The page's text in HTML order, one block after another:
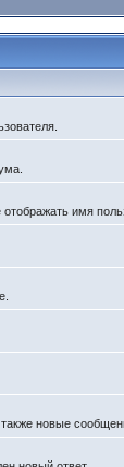
имя
новые